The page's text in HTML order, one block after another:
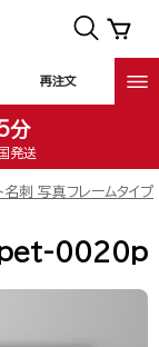
再注文
分
発送
名刺 写真フレームタイプ
pet-0020p